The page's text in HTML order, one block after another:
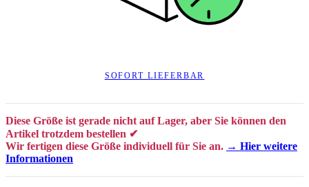
SOFORT LIEFERBAR
Diese Größe ist gerade nicht auf Lager, aber Sie können den
Artikel trotzdem bestellen ✔
Wir fertigen diese Größe individuell für Sie an. → Hier weitere
Informationen